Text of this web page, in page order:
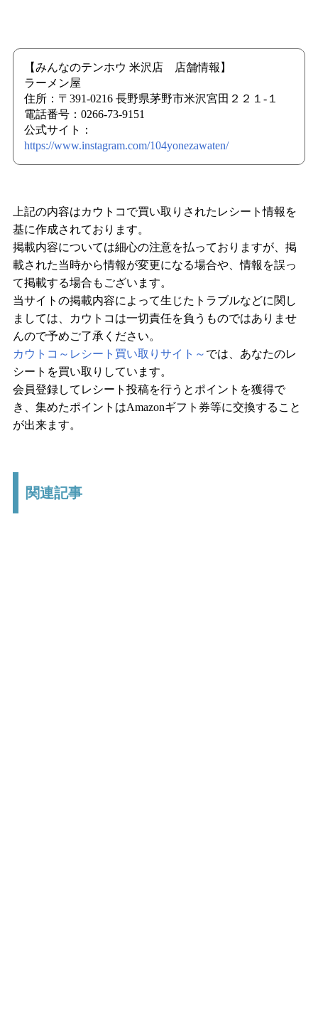
【みんなのテンホウ 米沢店 店舗情報】
ラーメン屋
住所：〒391-0216 長野県茅野市米沢宮田２２１-１
電話番号：0266-73-9151
公式サイト：
https://www.instagram.com/104yonezawaten/
上記の内容はカウトコで買い取りされたレシート情報を
基に作成されております。
掲載内容については細心の注意を払っておりますが、掲
載された当時から情報が変更になる場合や、情報を誤っ
て掲載する場合もございます。
当サイトの掲載内容によって生じたトラブルなどに関し
ましては、カウトコは一切責任を負うものではありませ
んので予めご了承ください。
カウトコ～レシート買い取りサイト～ では、あなたのレ
シートを買い取りしています。
会員登録してレシート投稿を行うとポイントを獲得で
き、集めたポイントはAmazonギフト券等に交換すること
が出来ます。
関連記事